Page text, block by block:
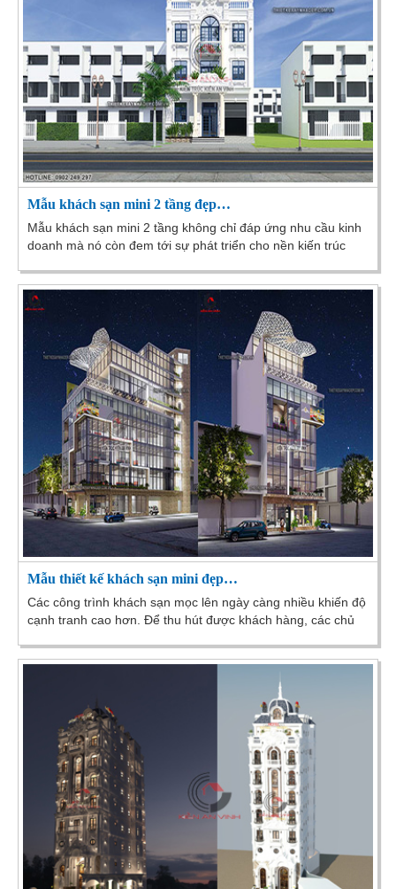
Mẫu khách sạn mini 2 tầng đẹp…
Mẫu khách sạn mini 2 tầng không chỉ đáp ứng nhu cầu kinh
doanh mà nó còn đem tới sự phát triển cho nền kiến trúc
Mẫu thiết kế khách sạn mini đẹp…
Các công trình khách sạn mọc lên ngày càng nhiều khiến độ
cạnh tranh cao hơn. Để thu hút được khách hàng, các chủ